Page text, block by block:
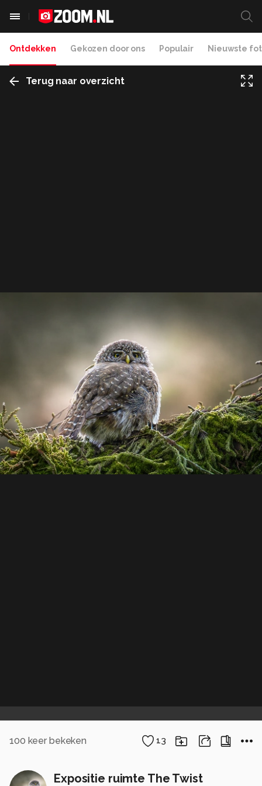
Ontdekken Gekozen door ons Populair Nieuwste
Terug naar overzicht
100 keer bekeken 13
Expositie ruimte The Twist